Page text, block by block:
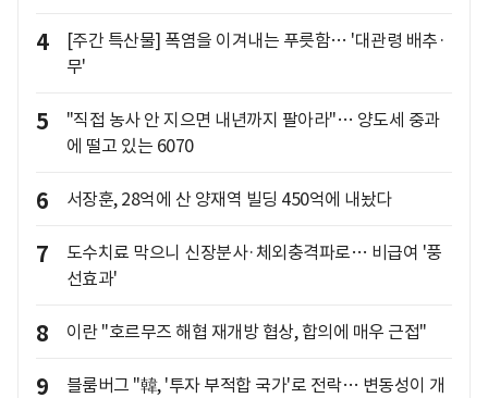
4
[주간 특산물] 폭염을 이겨내는 푸릇함… '대관령 배추·
무'
5
"직접 농사 안 지으면 내년까지 팔아라"… 양도세 중과
에 떨고 있는 6070
6 서장훈, 28억에 산 양재역 빌딩 450억에 내놨다
7
도수치료 막으니 신장분사·체외충격파로… 비급여 '풍
선효과'
8 이란 "호르무즈 해협 재개방 협상, 합의에 매우 근접"
9 블룸버그 "韓, '투자 부적합 국가'로 전락… 변동성이 개